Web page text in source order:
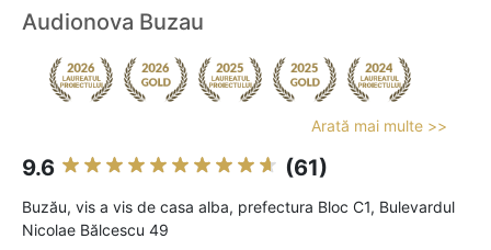
Audionova Buzau
Arată mai multe >>
9.6 (61)
Buzău, vis a vis de casa alba, prefectura Bloc C1, Bulevardul
Nicolae Bălcescu 49